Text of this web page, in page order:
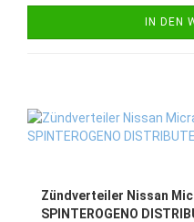
IN DEN
Zündverteiler Nissan
SPINTEROGENO